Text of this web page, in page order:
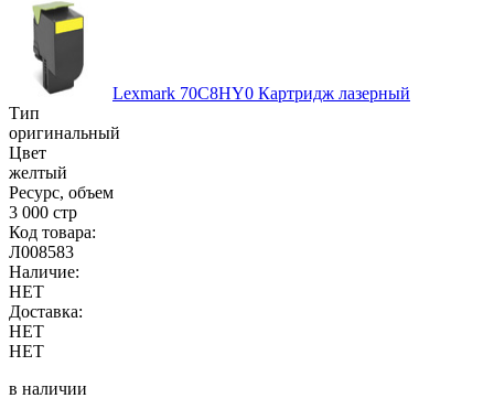
Lexmark 70C8HY0 Картридж лазерный
Тип
оригинальный
Цвет
желтый
Ресурс, объем
3 000 стр
Код товара:
Л008583
Наличие:
НЕТ
Доставка:
НЕТ
НЕТ
в наличии